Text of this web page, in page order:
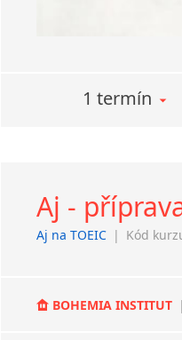
1 termín
Aj -
Aj na TOEIC | Kód
BOHEMIA INSTITUT |